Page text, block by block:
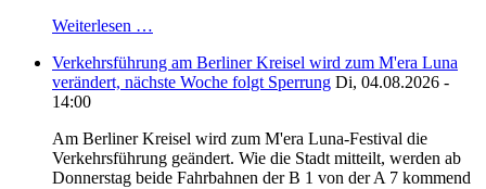
Weiterlesen …
Verkehrsführung am Berliner Kreisel wird zum M'era Luna
verändert, nächste Woche folgt Sperrung Di, 04.08.2026 -
14:00
Am Berliner Kreisel wird zum M'era Luna-Festival die
Verkehrsführung geändert. Wie die Stadt mitteilt, werden ab
Donnerstag beide Fahrbahnen der B 1 von der A 7 kommend